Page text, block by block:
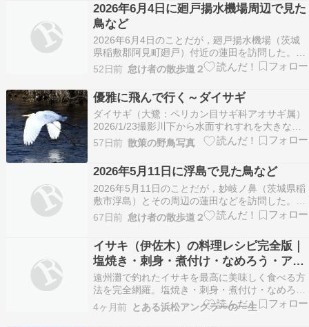
2026年6月4日に廻戸揚水機場周辺で見た
鳥など
2026年6月4日のことだが，廻戸揚水機場（茨城
県稲敷郡阿見町廻戸）付近の蓮田を訪問した。こ
の日は，シギ・チドリの類を見ることはできなか
ったけれども，婚姻色になっているコサギやチュ
ウダイサギなどを観察することができた。また，
普段は声を聴くことしかできないオオヨシキリ
（Acroc…
52日前 怠け者の散歩道２
優雅に飛んで行く～ダイサギ
ダイサギ（大鷺：ペリカン目サギ科アオサギ属）
2026/1/23撮影川下から水面すれすれを大きな白
いダイサギが飛んできた片足を下に垂らして着陸
場所を探すゆっくりと羽ばたきながら優雅に飛ん
で行く白い姿はなんて美しいのだろう撮影場所：
利根川河川敷◇◇◇◇◇ご訪問ありがとうござい
ますc…
57日前 散策の野鳥写真
2026年5月11日に浮島で見た鳥など
2026年5月11日のことだが，妙岐ノ鼻（茨城県稲
敷市浮島）とその周辺の蓮田などを訪問した。こ
の日に観た野鳥の中で，チュウシャクシギ
（Numenius phaeopus），セイタカシギ
（Himantopus himantopus），オオヨシキリ
（Acrocephalus ori…
67日前 怠け者の散歩道２
イサキ（伊佐木）の料理レシピ完全版｜
塩焼き・刺身・煮付け・なめろう・アク
アパッツァまで遠州灘の初夏の美魚を絶
品に仕上げる全技術
遠州灘で釣れたイサキを最高に美味しく食べる方
法を完全網羅。塩焼き・刺身・煮付け・なめろ
う・アクアパッツァなど全レシピと下処理のコツ
を釣り人目線で徹底解説します。
4ヶ月前 とある浜松アングラーの一生